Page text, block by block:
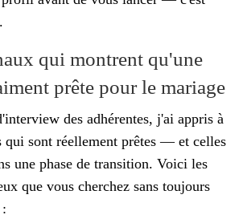
qui montrent qu'une
prête pour le mariage
des adhérentes, j'ai appris à
qui sont réellement prêtes — et celles
une phase de transition. Voici les
que vous cherchez sans toujours